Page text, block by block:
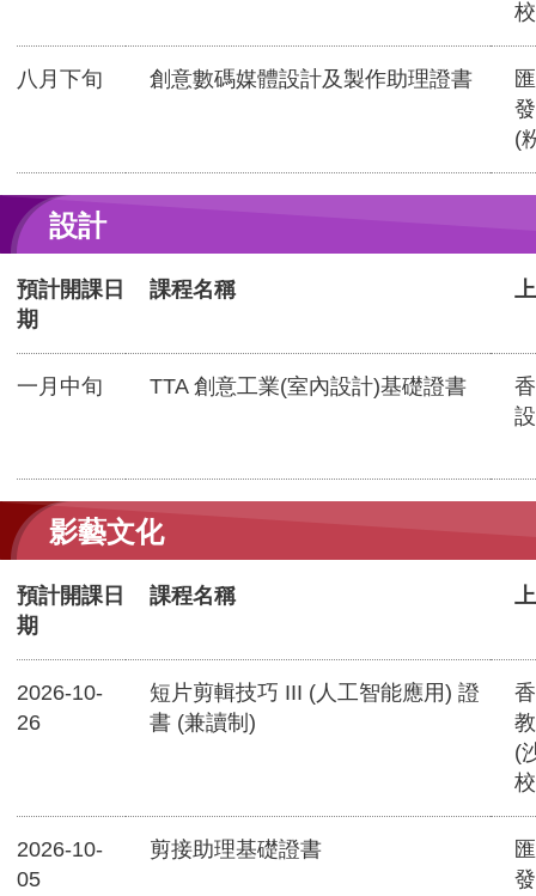
八月下旬 創意數碼媒體設計及製作助理證書
(
設計
預計開課日
期
課程名稱
一月中旬 TTA 創意工業(室內設計)基礎證書
影藝文化
預計開課日
期
課程名稱
2026-10-
26
短片剪輯技巧 III (人工智能應用) 證
書 (兼讀制)
(
2026-10-
05
剪接助理基礎證書